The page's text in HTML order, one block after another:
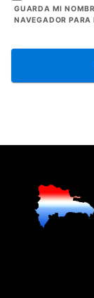
GUARDA MI
NAVEGADOR